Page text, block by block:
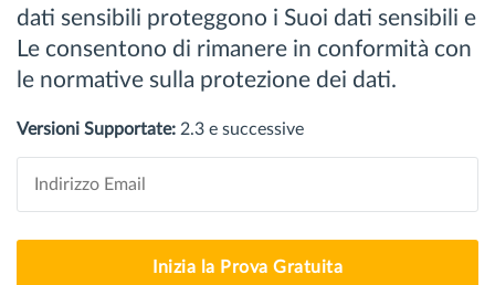
dati sensibili proteggono i Suoi dati sensibili e
Le consentono di rimanere in conformità con
le normative sulla protezione dei dati.
Versioni Supportate: 2.3 e successive
Inizia la Prova Gratuita